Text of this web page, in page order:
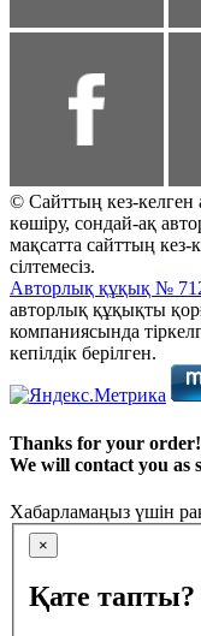
© Сайттың кез-
көшіру, сондай-ақ
мақсатта сайттың кез-
сілтемесіз.
Авторлық құқық №
авторлық құқықты
компаниясында
кепілдік берілген.
Thanks for your order!
We will contact you as
Хабарламаңыз үшін
×
Қате тапты?